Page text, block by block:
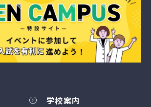
学校案内